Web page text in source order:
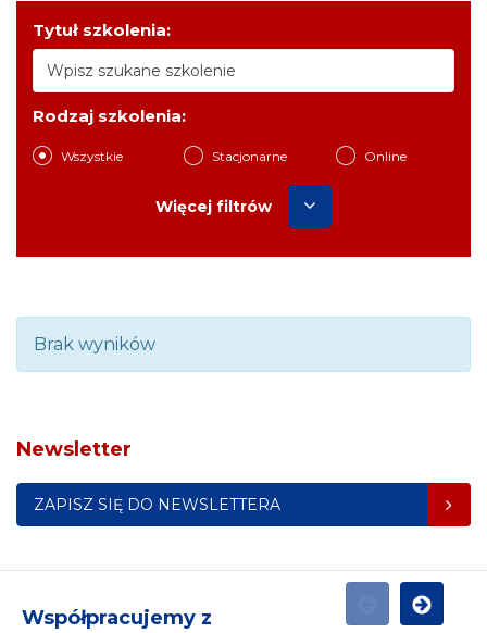
Tytuł szkolenia:
Rodzaj szkolenia:
Wszystkie Stacjonarne Online
Więcej filtrów
Brak wyników
Newsletter
ZAPISZ SIĘ DO NEWSLETTERA
Współpracujemy z POPRZEDNI